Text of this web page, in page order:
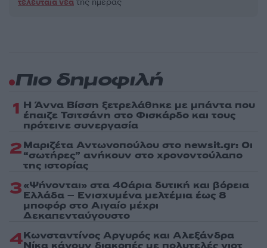
Πιο δημοφιλή
1 Η Άννα Βίσση ξετρελάθηκε με μπάντα που
έπαιζε Τσιτσάνη στο Φισκάρδο και τους
πρότεινε συνεργασία
2Μαριζέτα Αντωνοπούλου στο newsit.gr: Οι
“σωτήρες” ανήκουν στο χρονοντούλαπο
της ιστορίας
3«Ψήνονται» στα 40άρια δυτική και βόρεια
Ελλάδα – Ενισχυμένα μελτέμια έως 8
μποφόρ στο Αιγαίο μέχρι
Δεκαπενταύγουστο
4Κωνσταντίνος Αργυρός και Αλεξάνδρα